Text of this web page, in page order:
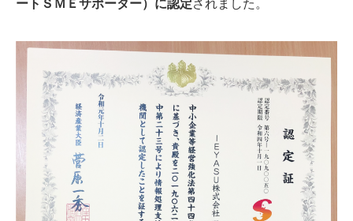
ートＳＭＥサポーター）に認定されました。